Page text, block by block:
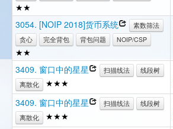
★★
3054. [NOIP 2018]货币系统
素数筛法
贪心
完全背包 背包问题 NOIP/CSP
★★
3409. 窗口中的星星 扫描线法
线段树
离散化
★★★
3409. 窗口中的星星 扫描线法
线段树
离散化
★★★